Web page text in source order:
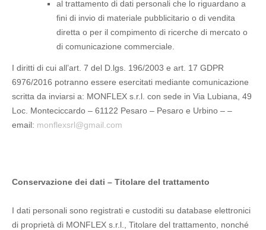
al trattamento di dati personali che lo riguardano a
fini di invio di materiale pubblicitario o di vendita
diretta o per il compimento di ricerche di mercato o
di comunicazione commerciale.
I diritti di cui all’art. 7 del D.lgs. 196/2003 e art. 17 GDPR
6976/2016 potranno essere esercitati mediante comunicazione
scritta da inviarsi a: MONFLEX s.r.l. con sede in Via Lubiana, 49
Loc. Monteciccardo – 61122 Pesaro – Pesaro e Urbino – –
email: monflexsrl@gmail.com
Conservazione dei dati – Titolare del trattamento
I dati personali sono registrati e custoditi su database elettronici
di proprietà di MONFLEX s.r.l., Titolare del trattamento, nonché